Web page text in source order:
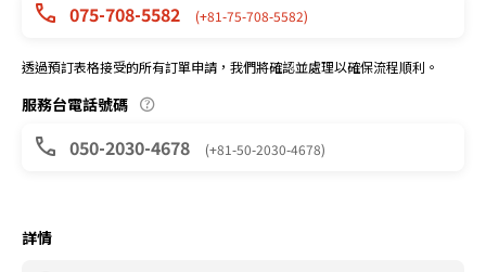
075-708-5582 (+81-75-708-5582)
透過預訂表格接受的所有訂單申請，我們將確認並處理以確保流程順利。
服務台電話號碼
050-2030-4678 (+81-50-2030-4678)
詳情